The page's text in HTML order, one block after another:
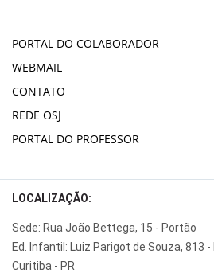
PORTAL DO COLABORADOR
WEBMAIL
CONTATO
REDE OSJ
PORTAL DO PROFESSOR
LOCALIZAÇÃO:
Sede: Rua João Bettega, 15 - Portão
Ed. Infantil: Luiz Parigot de Souza, 813
Curitiba - PR